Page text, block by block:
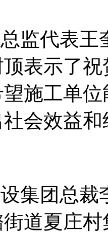
监代表
表示了
施工单
会效益
集团总
道夏庄